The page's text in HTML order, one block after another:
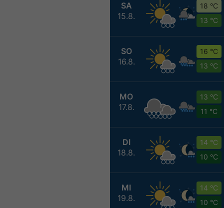
SA
15.8.
18 °C
13 °C
SO
16.8.
16 °C
13 °C
MO
17.8.
13 °C
11 °C
DI
18.8.
14 °C
10 °C
MI
19.8.
14 °C
10 °C